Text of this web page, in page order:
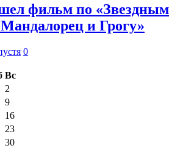
фильм по «Звездным
и Грогу»
0
Вс
2
9
16
23
30